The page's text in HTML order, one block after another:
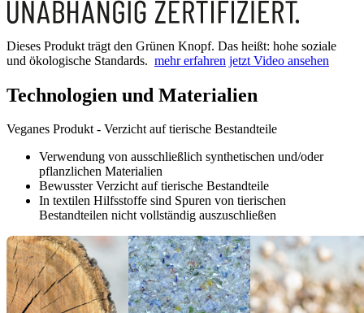
Dieses Produkt trägt den Grünen Knopf. Das heißt: hohe soziale
und ökologische Standards. mehr erfahren jetzt Video ansehen
Technologien und Materialien
Veganes Produkt - Verzicht auf tierische Bestandteile
Verwendung von ausschließlich synthetischen und/oder
pflanzlichen Materialien
Bewusster Verzicht auf tierische Bestandteile
In textilen Hilfsstoffe sind Spuren von tierischen
Bestandteilen nicht vollständig auszuschließen